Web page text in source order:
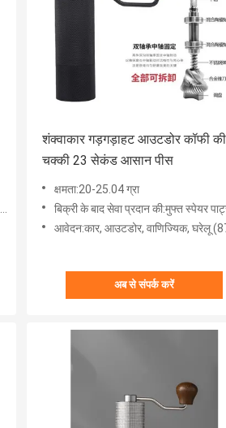
शंक्वाकार गड़गड़ाहट आउटडोर कॉफी की
चक्की 23 सेकंड आसान पीस
क्षमता:20-25.04 ग्रा
बिक्री के बाद सेवा प्रदान की:मुफ्त स्पेयर
आवेदन:कार, ​​आउटडोर, वाणिज्यिक, घरेलू
अब से संपर्क करें